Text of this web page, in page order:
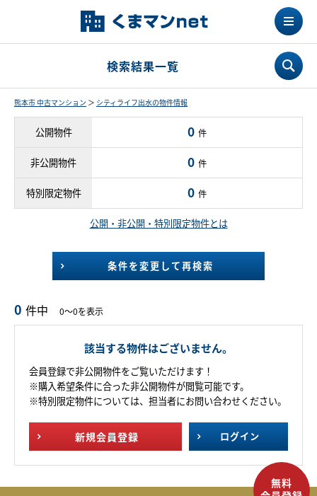
検索結果一覧
熊本市 中古マンション ＞ シティライフ出水の物件情報
公開物件 0 件
非公開物件 0 件
特別限定物件 0 件
公開・非公開・特別限定物件とは
条件を変更して再検索
0 件中 0～0を表示
該当する物件はございません。
会員登録で非公開物件をご覧いただけます！
※購入希望条件に合った非公開物件が閲覧可能です。
※特別限定物件については、担当者にお問い合わせください。
新規会員登録 ログイン